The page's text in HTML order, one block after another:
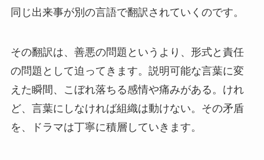
同じ出来事が別の言語で翻訳されていくのです。
その翻訳は、善悪の問題というより、形式と責任
の問題として迫ってきます。説明可能な言葉に変
えた瞬間、こぼれ落ちる感情や痛みがある。けれ
ど、言葉にしなければ組織は動けない。その矛盾
を、ドラマは丁寧に積層していきます。